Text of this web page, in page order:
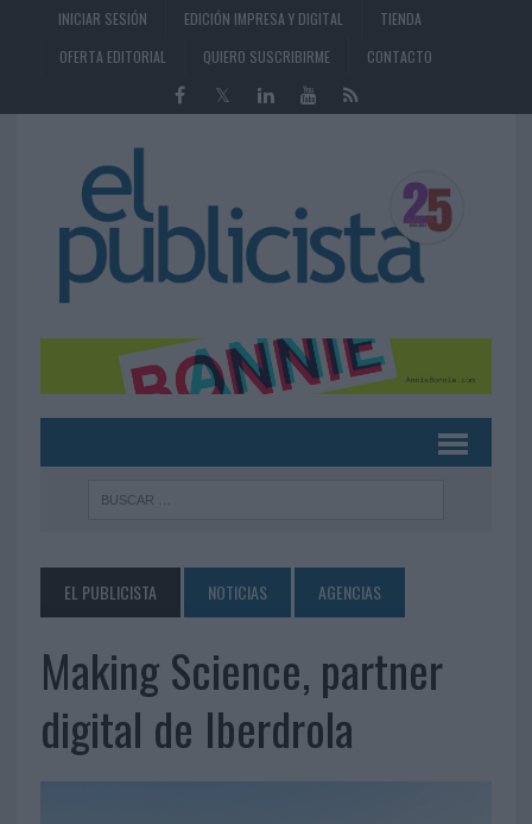
INICIAR SESIÓN EDICIÓN IMPRESA Y DIGITAL
TIENDA
OFERTA EDITORIAL
QUIERO SUSCRIBIRME CONTACTO
EL PUBLICISTA NOTICIAS AGENCIAS
Making Science, partner
digital de Iberdrola